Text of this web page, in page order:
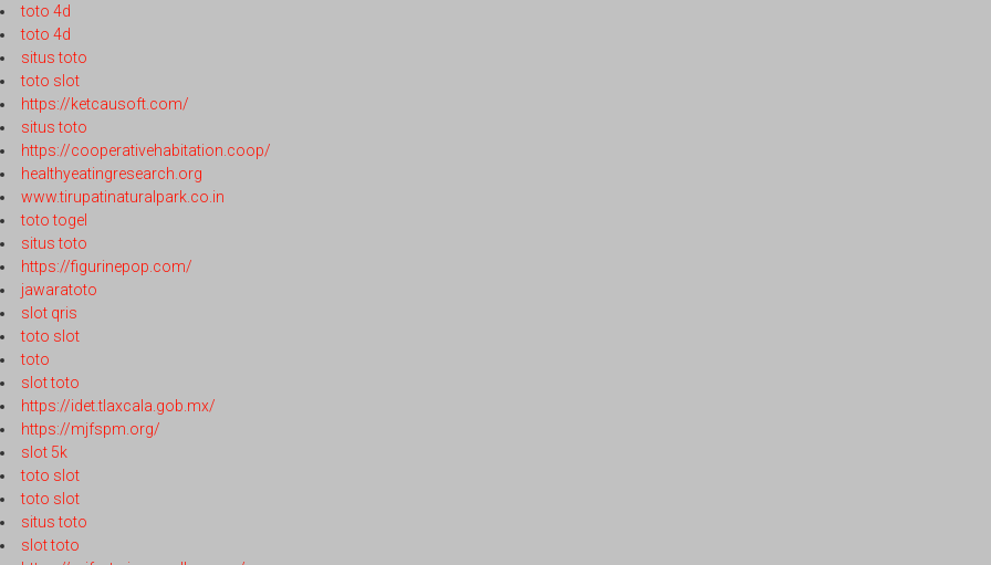
toto 4d
toto 4d
situs toto
toto slot
https://ketcausoft.com/
situs toto
https://cooperativehabitation.coop/
healthyeatingresearch.org
www.tirupatinaturalpark.co.in
toto togel
situs toto
https://figurinepop.com/
jawaratoto
slot qris
toto slot
toto
slot toto
https://idet.tlaxcala.gob.mx/
https://mjfspm.org/
slot 5k
toto slot
toto slot
situs toto
slot toto